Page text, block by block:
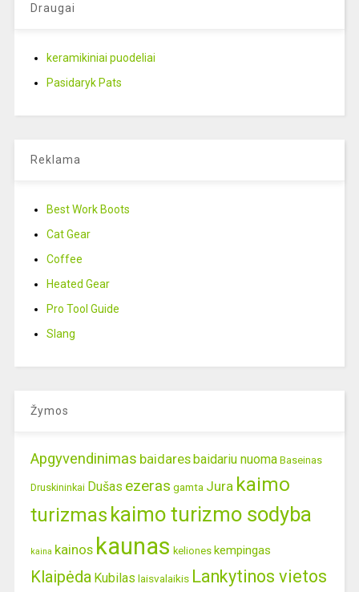
Draugai
keramikiniai puodeliai
Pasidaryk Pats
Reklama
Best Work Boots
Cat Gear
Coffee
Heated Gear
Pro Tool Guide
Slang
Žymos
Apgyvendinimas baidaresbaidariu nuoma Baseinas
Druskininkai Dušas ezeras gamta Jura kaimo
turizmas kaimo turizmo sodyba
kaina kainos kaunas keliones kempingas
Klaipėda Kubilas laisvalaikis Lankytinos vietos